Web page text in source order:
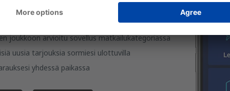
matkasi helposti
joukkoon arvioitu sovellus matkailukategoriassa
uusia tarjouksia sormiesi ulottuvilla
yhdessä paikassa